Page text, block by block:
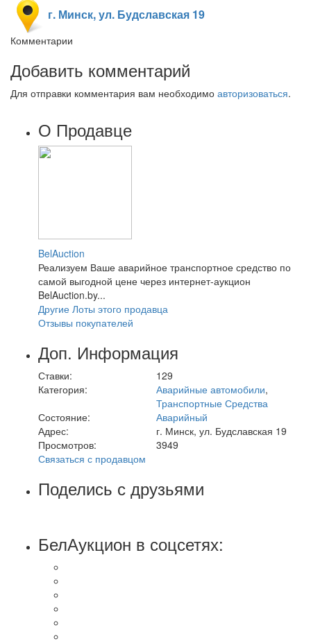
г. Минск, ул. Будславская 19
Комментарии
Добавить комментарий
Для отправки комментария вам необходимо авторизоваться.
О Продавце
BelAuction
Реализуем Ваше аварийное транспортное средство по
самой выгодной цене через интернет-аукцион
BelAuction.by...
Другие Лоты этого продавца
Отзывы покупателей
Доп. Информация
Ставки:
129
Категория:
Аварийные автомобили,
Транспортные Средства
Состояние:
Аварийный
Адрес:
г. Минск, ул. Будславская 19
Просмотров:
3949
Связаться с продавцом
Поделись с друзьями
БелАукцион в соцсетях: